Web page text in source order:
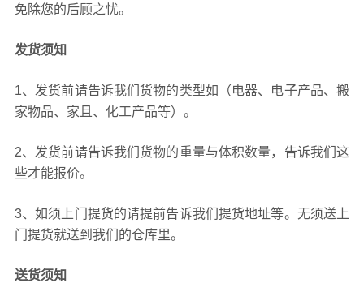
免除您的后顾之忧。
发货须知
1、发货前请告诉我们货物的类型如（电器、电子产品、搬
家物品、家且、化工产品等）。
2、发货前请告诉我们货物的重量与体积数量，告诉我们这
些才能报价。
3、如须上门提货的请提前告诉我们提货地址等。无须送上
门提货就送到我们的仓库里。
送货须知